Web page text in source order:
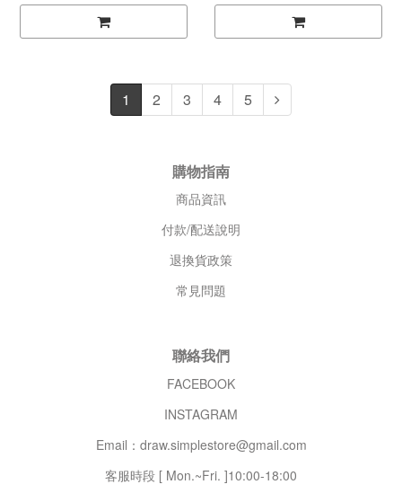
1 2 3 4 5
購物指南
商品資訊
付款/配送說明
退換貨政策
常見問題
聯絡我們
FACEBOOK
INSTAGRAM
Email：draw.simplestore@gmail.com
客服時段 [ Mon.~Fri. ]10:00-18:00